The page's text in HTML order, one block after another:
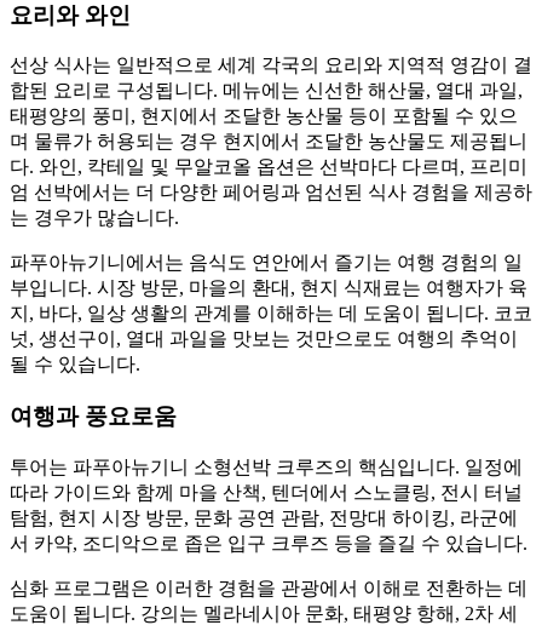
요리와 와인
선상 식사는 일반적으로 세계 각국의 요리와 지역적 영감이 결
합된 요리로 구성됩니다. 메뉴에는 신선한 해산물, 열대 과일,
태평양의 풍미, 현지에서 조달한 농산물 등이 포함될 수 있으
며 물류가 허용되는 경우 현지에서 조달한 농산물도 제공됩니
다. 와인, 칵테일 및 무알코올 옵션은 선박마다 다르며, 프리미
엄 선박에서는 더 다양한 페어링과 엄선된 식사 경험을 제공하
는 경우가 많습니다.
파푸아뉴기니에서는 음식도 연안에서 즐기는 여행 경험의 일
부입니다. 시장 방문, 마을의 환대, 현지 식재료는 여행자가 육
지, 바다, 일상 생활의 관계를 이해하는 데 도움이 됩니다. 코코
넛, 생선구이, 열대 과일을 맛보는 것만으로도 여행의 추억이
될 수 있습니다.
여행과 풍요로움
투어는 파푸아뉴기니 소형선박 크루즈의 핵심입니다. 일정에
따라 가이드와 함께 마을 산책, 텐더에서 스노클링, 전시 터널
탐험, 현지 시장 방문, 문화 공연 관람, 전망대 하이킹, 라군에
서 카약, 조디악으로 좁은 입구 크루즈 등을 즐길 수 있습니다.
심화 프로그램은 이러한 경험을 관광에서 이해로 전환하는 데
도움이 됩니다. 강의는 멜라네시아 문화, 태평양 항해, 2차 세